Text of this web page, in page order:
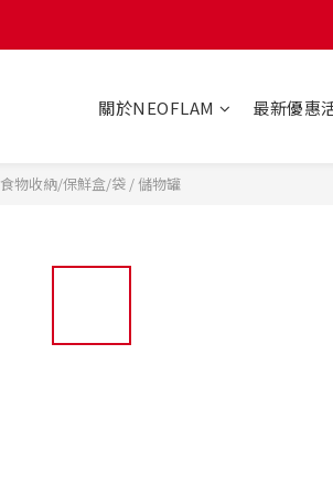
關於NEOFLAM 最新優惠
食物收納/保鮮盒/袋 /儲物罐